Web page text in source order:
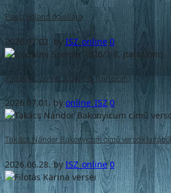
Papp Roland novellája
2026.07.02. by ISZ_online 0
Irodalmi Szemle 2026/7-8. (tartalom)
2026.07.01. by online_ISZ 0
Takács Nándor Bakonyicum című versciklusából
2026.06.28. by ISZ_online 0